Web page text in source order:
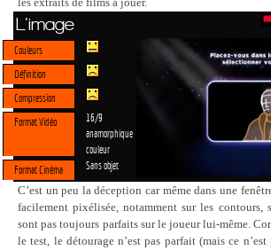
L'image
Couleurs
Définition
Compression
Format Vidéo
16/9
anamorphique
couleur
Format Cinéma
Sans objet
C’est un peu la déception car même dans une
facilement pixélisée, notamment sur les contours,
sont pas toujours parfaits sur le joueur lui-même.
le test, le détourage n’est pas parfait (mais ce n’est